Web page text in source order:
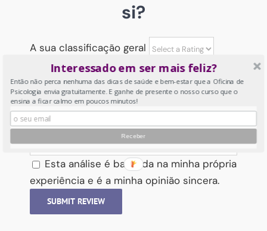
que
posso
fazer?
si?
A sua classificação geral
A sua análise
O seu nome
Esta análise é baseada na minha própria
experiência e é a minha opinião sincera.
SUBMIT REVIEW
Interessado em ser mais feliz?
Então não perca nenhuma das dicas de saúde e bem-estar que a Oficina de
Psicologia envia gratuitamente. E ganhe de presente o nosso curso que o
ensina a ficar calmo em poucos minutos!